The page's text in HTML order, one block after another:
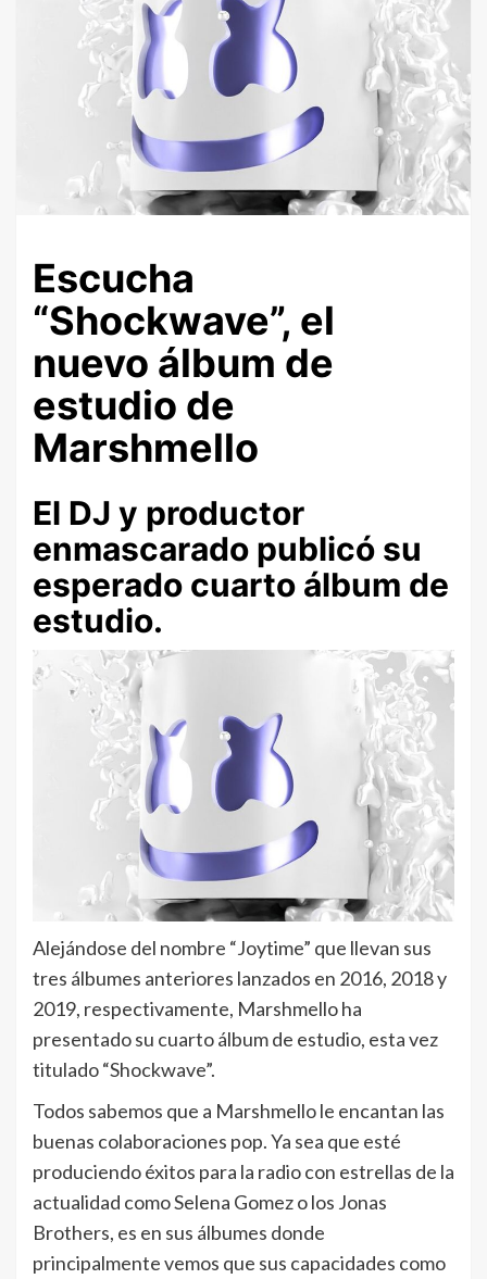
Escucha
“Shockwave”, el
nuevo álbum de
estudio de
Marshmello
El DJ y productor
enmascarado publicó su
esperado cuarto álbum de
estudio.
Alejándose del nombre “Joytime” que llevan sus
tres álbumes anteriores lanzados en 2016, 2018 y
2019, respectivamente, Marshmello ha
presentado su cuarto álbum de estudio, esta vez
titulado “Shockwave”.
Todos sabemos que a Marshmello le encantan las
buenas colaboraciones pop. Ya sea que esté
produciendo éxitos para la radio con estrellas de la
actualidad como Selena Gomez o los Jonas
Brothers, es en sus álbumes donde
principalmente vemos que sus capacidades como